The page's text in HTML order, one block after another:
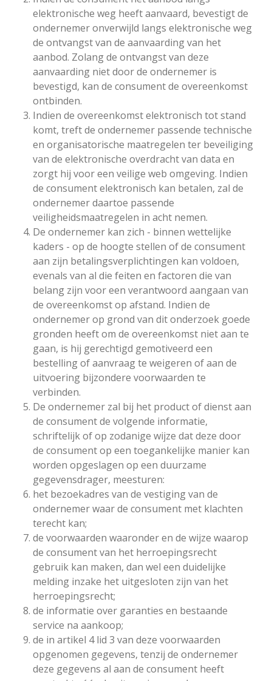
elektronische weg heeft aanvaard, bevestigt de
ondernemer onverwijld langs elektronische weg
de ontvangst van de aanvaarding van het
aanbod. Zolang de ontvangst van deze
aanvaarding niet door de ondernemer is
bevestigd, kan de consument de overeenkomst
ontbinden.
Indien de overeenkomst elektronisch tot stand
komt, treft de ondernemer passende technische
en organisatorische maatregelen ter beveiliging
van de elektronische overdracht van data en
zorgt hij voor een veilige web omgeving. Indien
de consument elektronisch kan betalen, zal de
ondernemer daartoe passende
veiligheidsmaatregelen in acht nemen.
De ondernemer kan zich - binnen wettelijke
kaders - op de hoogte stellen of de consument
aan zijn betalingsverplichtingen kan voldoen,
evenals van al die feiten en factoren die van
belang zijn voor een verantwoord aangaan van
de overeenkomst op afstand. Indien de
ondernemer op grond van dit onderzoek goede
gronden heeft om de overeenkomst niet aan te
gaan, is hij gerechtigd gemotiveerd een
bestelling of aanvraag te weigeren of aan de
uitvoering bijzondere voorwaarden te
verbinden.
De ondernemer zal bij het product of dienst aan
de consument de volgende informatie,
schriftelijk of op zodanige wijze dat deze door
de consument op een toegankelijke manier kan
worden opgeslagen op een duurzame
gegevensdrager, meesturen:
het bezoekadres van de vestiging van de
ondernemer waar de consument met klachten
terecht kan;
de voorwaarden waaronder en de wijze waarop
de consument van het herroepingsrecht
gebruik kan maken, dan wel een duidelijke
melding inzake het uitgesloten zijn van het
herroepingsrecht;
de informatie over garanties en bestaande
service na aankoop;
de in artikel 4 lid 3 van deze voorwaarden
opgenomen gegevens, tenzij de ondernemer
deze gegevens al aan de consument heeft